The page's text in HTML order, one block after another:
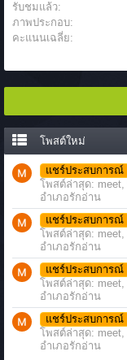
รับชมแล้ว:
ภาพประกอบ:
คะแนนเฉลี่ย:
โพสต์ใหม่
แชร์ประสบการณ์
โพสต์ล่าสุด: meet,
อำเภอรักอ่าน
แชร์ประสบการณ์
โพสต์ล่าสุด: meet,
อำเภอรักอ่าน
แชร์ประสบการณ์
โพสต์ล่าสุด: meet,
อำเภอรักอ่าน
แชร์ประสบการณ์
โพสต์ล่าสุด: meet,
อำเภอรักอ่าน